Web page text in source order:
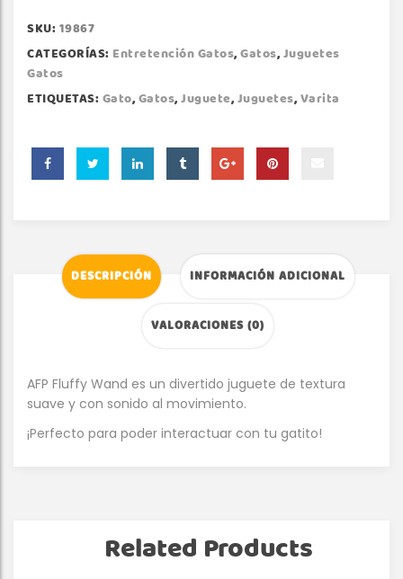
SKU: 19867
CATEGORÍAS: Entretención Gatos,Gatos,Juguetes
Gatos
ETIQUETAS: Gato,Gatos,Juguete,Juguetes,Varita
DESCRIPCIÓN INFORMACIÓN ADICIONAL
VALORACIONES (0)
AFP Fluffy Wand es un divertido juguete de textura
suave y con sonido al movimiento.
¡Perfecto para poder interactuar con tu gatito!
Related Products